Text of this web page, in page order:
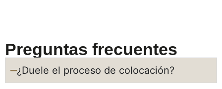
Preguntas frecuentes
¿Duele el proceso de colocación?